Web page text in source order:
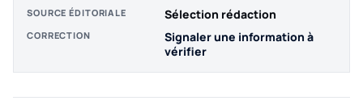
SOURCE ÉDITORIALE Sélection rédaction
CORRECTION
Signaler une information à
vérifier